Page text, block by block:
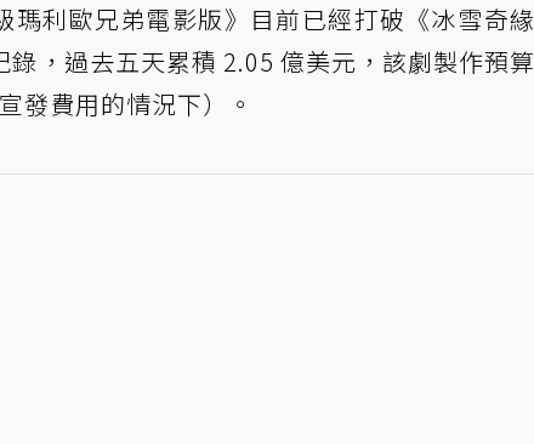
瑪利歐兄弟電影版》目前已經打破《冰雪奇緣
，過去五天累積 2.05 億美元，該劇製作預算
發費用的情況下）。